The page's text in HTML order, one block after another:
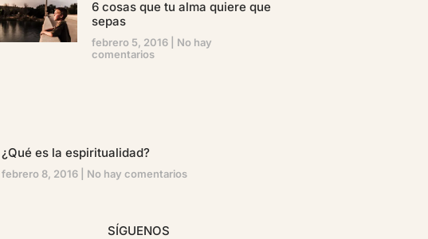
6 cosas que tu alma quiere que
sepas
febrero 5, 2016
No hay
comentarios
¿Qué es la espiritualidad?
febrero 8, 2016 No hay comentarios
SÍGUENOS